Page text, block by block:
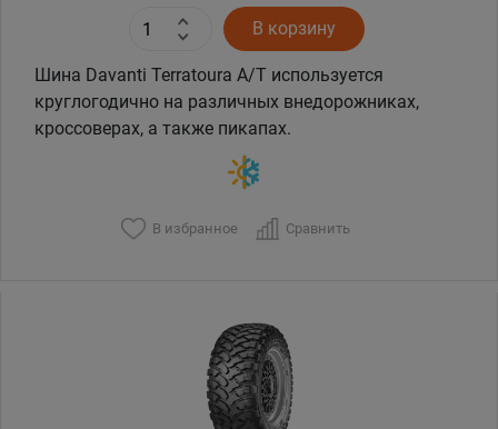
В корзину
Шина Davanti Terratoura A/T используется
круглогодично на различных внедорожниках,
кроссоверах, а также пикапах.
В избранное Сравнить